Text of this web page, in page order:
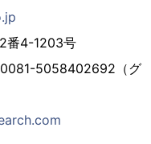
番4-1203号
5058402692（グ